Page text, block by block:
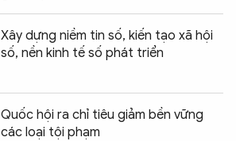
Xây dựng niềm tin số, kiến tạo xã hội
số, nền kinh tế số phát triển
Quốc hội ra chỉ tiêu giảm bền vững
các loại tội phạm